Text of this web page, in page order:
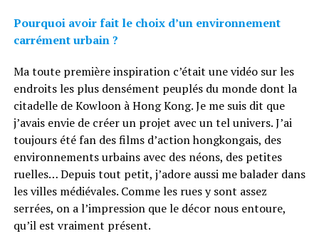
Pourquoi avoir fait le choix d’un environnement
carrément urbain ?
Ma toute première inspiration c’était une vidéo sur les
endroits les plus densément peuplés du monde dont la
citadelle de Kowloon à Hong Kong. Je me suis dit que
j’avais envie de créer un projet avec un tel univers. J’ai
toujours été fan des films d’action hongkongais, des
environnements urbains avec des néons, des petites
ruelles… Depuis tout petit, j’adore aussi me balader dans
les villes médiévales. Comme les rues y sont assez
serrées, on a l’impression que le décor nous entoure,
qu’il est vraiment présent.